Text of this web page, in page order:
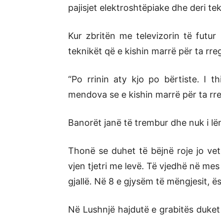
pajisjet elektroshtëpiake dhe deri
Kur zbritën me televizorin të futur
teknikët që e kishin marrë për ta
“Po rrinin aty kjo po bërtiste. I
mendova se e kishin marrë për ta
Banorët janë të trembur dhe nuk i
Thonë se duhet të bëjnë roje jo
vjen tjetri me levë. Të vjedhë në
gjallë. Në 8 e gjysëm të mëngjesit,
Në Lushnjë hajdutë e grabitës